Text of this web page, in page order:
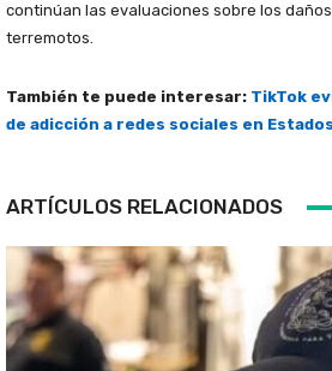
continúan las evaluaciones sobre los
terremotos.
También te puede interesar: TikTok
de adicción a redes sociales en
ARTÍCULOS RELACIONADOS